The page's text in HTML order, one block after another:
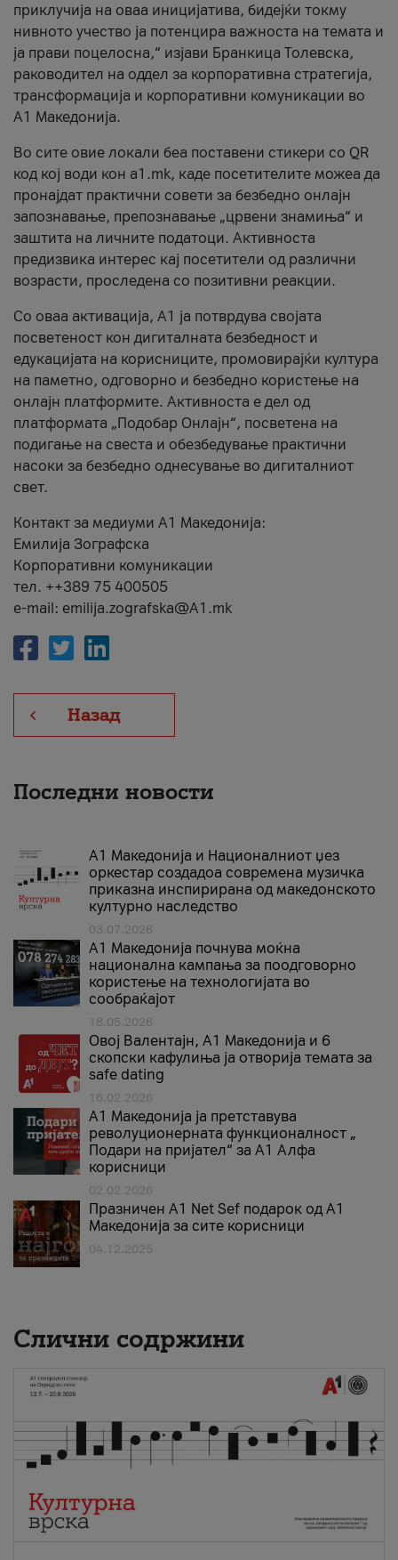
приклучија на оваа иницијатива, бидејќи токму
нивното учество ја потенцира важноста на темата и
ја прави поцелосна,“ изјави Бранкица Толевска,
раководител на оддел за корпоративна стратегија,
трансформација и корпоративни комуникации во
А1 Македонија.
Во сите овие локали беа поставени стикери со QR
код кој води кон a1.mk, каде посетителите можеа да
пронајдат практични совети за безбедно онлајн
запознавање, препознавање „црвени знамиња“ и
заштита на личните податоци. Активноста
предизвика интерес кај посетители од различни
возрасти, проследена со позитивни реакции.
Со оваа активација, А1 ја потврдува својата
посветеност кон дигиталната безбедност и
едукацијата на корисниците, промовирајќи култура
на паметно, одговорно и безбедно користење на
онлајн платформите. Активноста е дел од
платформата „Подобар Онлајн“, посветена на
подигање на свеста и обезбедување практични
насоки за безбедно однесување во дигиталниот
свет.
Контакт за медиуми А1 Македонија:
Емилија Зографска
Корпоративни комуникации
тел. ++389 75 400505
e-mail: emilija.zografska@A1.mk
Назад
Последни новости
А1 Македонија и Националниот џез
оркестар создадоа современа музичка
приказна инспирирана од македонското
културно наследство
03.07.2026
A1 Македонија почнува моќна
национална кампања за поодговорно
користење на технологијата во
сообраќајот
18.05.2026
Овој Валентајн, A1 Македонија и 6
скопски кафулиња ја отворија темата за
safe dating
16.02.2026
А1 Македонија ја претставува
револуционерната функционалност „
Подари на пријател“ за А1 Алфа
корисници
02.02.2026
Празничен A1 Net Sеf подарок од А1
Македонија за сите корисници
04.12.2025
Слични содржини